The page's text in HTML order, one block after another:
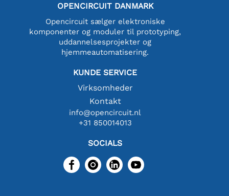
OPENCIRCUIT DANMARK
Opencircuit sælger elektroniske
komponenter og moduler til prototyping,
uddannelsesprojekter og
hjemmeautomatisering.
KUNDE SERVICE
Virksomheder
Kontakt
info@opencircuit.nl
+31 850014013
SOCIALS